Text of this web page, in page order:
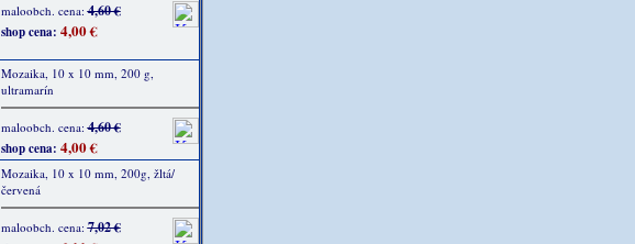
maloobch. cena:4,60 €
shop cena: 4,00 €
Mozaika, 10 x 10 mm, 200 g,
ultramarín
maloobch. cena:4,60 €
shop cena: 4,00 €
Mozaika, 10 x 10 mm, 200g, žltá/
červená
maloobch. cena:7,02 €